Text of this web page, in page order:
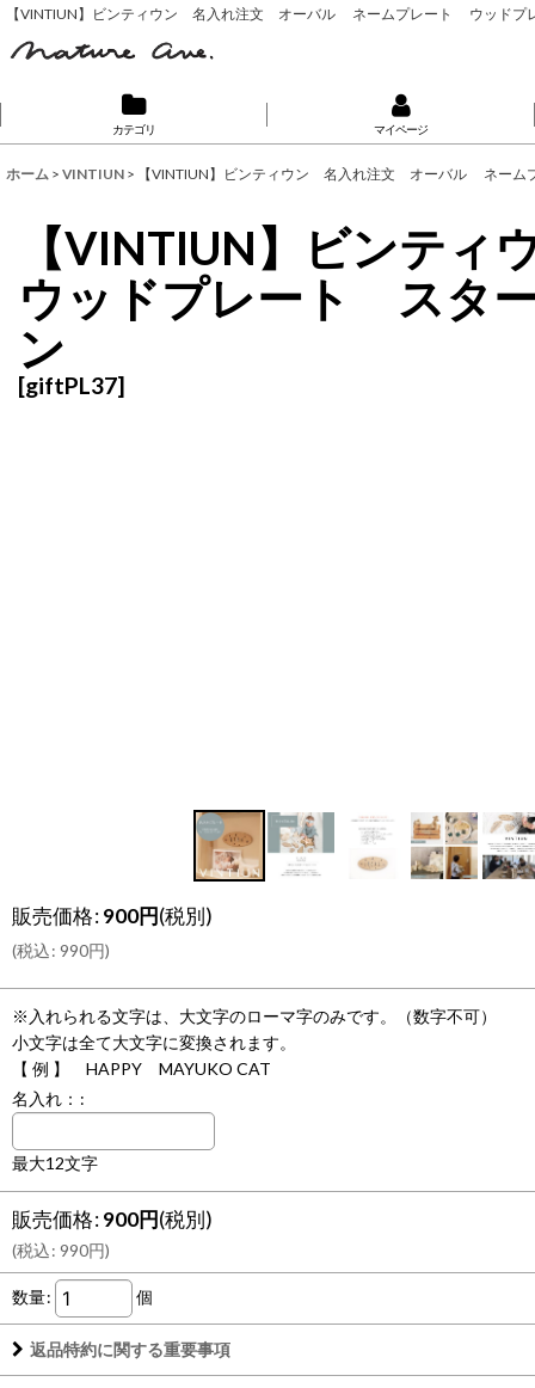
【VINTIUN】ビンティウン 名入れ注文 オーバル ネームプレート ウッ
カテゴリ マイページ
ホーム > VINTIUN > 【VINTIUN】ビンティウン 名入れ注文 オーバル ネ
【VINTIUN】ビン
ウッドプレート ス
ン
[giftPL37]
販売価格:900円(税別)
(税込: 990円)
※入れられる文字は、大文字のローマ字のみです。（数字不可）
小文字は全て大文字に変換されます。
【 例 】 HAPPY MAYUKO CAT
名入れ： :
最大12文字
販売価格:900円(税別)
(税込: 990円)
数量: 個
返品特約に関する重要事項